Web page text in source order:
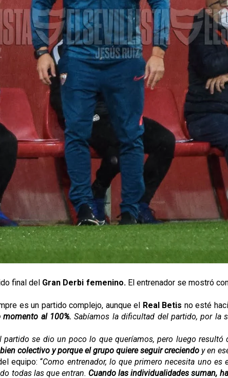
final del Gran Derbi femenino. El entrenador se mostró
es un partido complejo, aunque el Real Betis no esté
al 100%. Sabíamos la dificultad del partido, por la
partido se dio un poco lo que queríamos, pero luego resultó
colectivo y porque el grupo quiere seguir creciendo y en
equipo: “Como entrenador, lo que primero necesita uno
todas las que entran. Cuando las individualidades suman,